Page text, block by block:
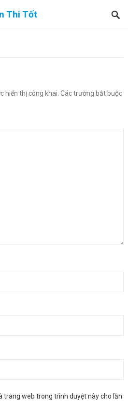
Thi Tốt
hiển thị công khai. Các trường bắt buộc
trang web trong trình duyệt này cho lần